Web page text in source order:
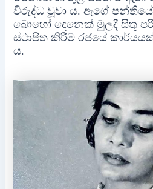
විරුද්ධ වූවා ය. ඇගේ
බොහෝ දෙනෙක් මුලදී සිතූ
ස්ථාපිත කිරීම රජයේ
ය.